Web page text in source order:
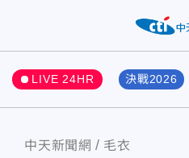
LIVE 24HR 決戰2026
中天新聞網 毛衣